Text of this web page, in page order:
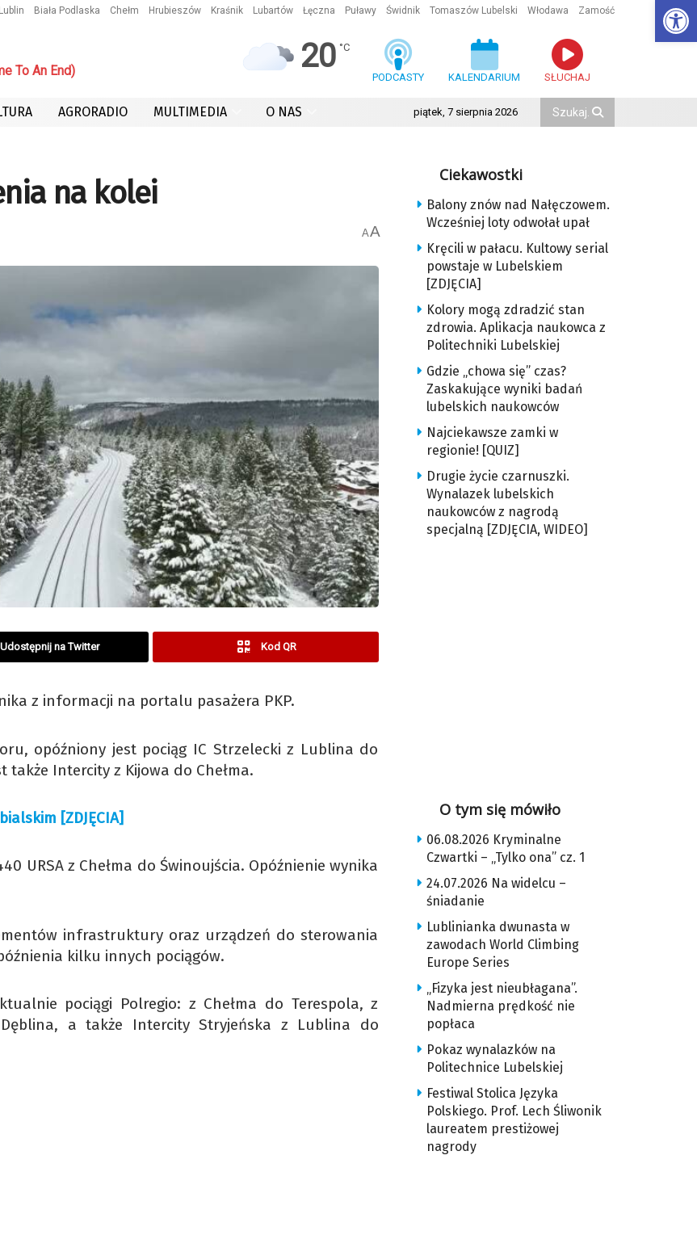
Lublin Biała Podlaska Chełm Hrubieszów Kraśnik Lubartów Łęczna Puławy Świdnik Tomaszów Lubelski Włodawa Zamość
To An End) 20 °C
PODCASTY KALENDARIUM SŁUCHAJ
AGRORADIO MULTIMEDIA O NAS piątek, 7 sierpnia 2026
na kolei
AA
Udostępnij na Twitter Kod QR
z informacji na portalu pasażera PKP.
opóźniony jest pociąg IC Strzelecki z Lublina do
Intercity z Kijowa do Chełma.
[ZDJĘCIA]
URSA z Chełma do Świnoujścia. Opóźnienie wynika
infrastruktury oraz urządzeń do sterowania
kilku innych pociągów.
pociągi Polregio: z Chełma do Terespola, z
a także Intercity Stryjeńska z Lublina do
Ciekawostki
Balony znów nad Nałęczowem.
Wcześniej loty odwołał upał
Kręcili w pałacu. Kultowy serial
powstaje w Lubelskiem
[ZDJĘCIA]
Kolory mogą zdradzić stan
zdrowia. Aplikacja naukowca z
Politechniki Lubelskiej
Gdzie „chowa się” czas?
Zaskakujące wyniki badań
lubelskich naukowców
Najciekawsze zamki w
regionie! [QUIZ]
Drugie życie czarnuszki.
Wynalazek lubelskich
naukowców z nagrodą
specjalną [ZDJĘCIA, WIDEO]
O tym się mówiło
06.08.2026 Kryminalne
Czwartki – „Tylko ona” cz. 1
24.07.2026 Na widelcu –
śniadanie
Lublinianka dwunasta w
zawodach World Climbing
Europe Series
„Fizyka jest nieubłagana”.
Nadmierna prędkość nie
popłaca
Pokaz wynalazków na
Politechnice Lubelskiej
Festiwal Stolica Języka
Polskiego. Prof. Lech Śliwonik
laureatem prestiżowej
nagrody